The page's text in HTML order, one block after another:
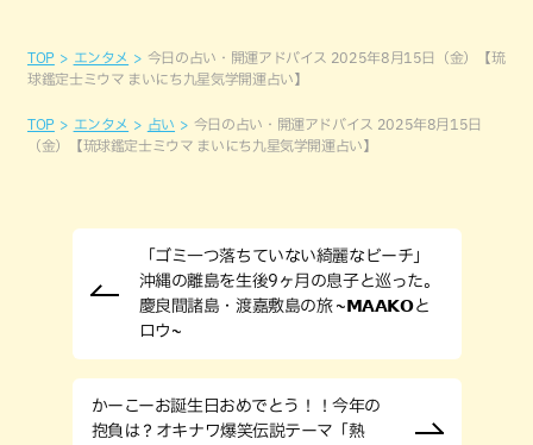
TOP エンタメ
今日の占い・開運アドバイス 2025年8月15日（金）【琉
球鑑定士ミウマ まいにち九星気学開運占い】
TOP エンタメ 占い
今日の占い・開運アドバイス 2025年8月15日
（金）【琉球鑑定士ミウマ まいにち九星気学開運占い】
「ゴミ一つ落ちていない綺麗なビーチ」
沖縄の離島を生後9ヶ月の息子と巡った。
慶良間諸島・渡嘉敷島の旅 ~𝗠𝗔𝗔𝗞𝗢と
ロウ~
かーこーお誕生日おめでとう！！今年の
抱負は？オキナワ爆笑伝説テーマ「熱